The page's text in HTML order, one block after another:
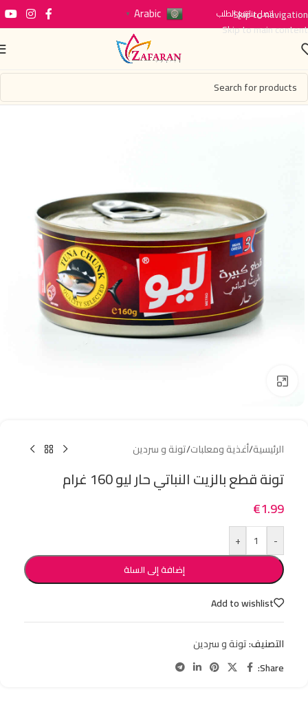
Skip to navigation
Skip to main content
اتصل بناتتبع الطلب Arabic
▼
الرئيسية/أغذية ومعلبات/تونة و سردين
تونة قطع بالزيت النباتي حار ليو 160 غرام
€1.99
-
+
إضافة إلى السلة
Add to wishlist
التصنيف:تونة و سردين
Share: